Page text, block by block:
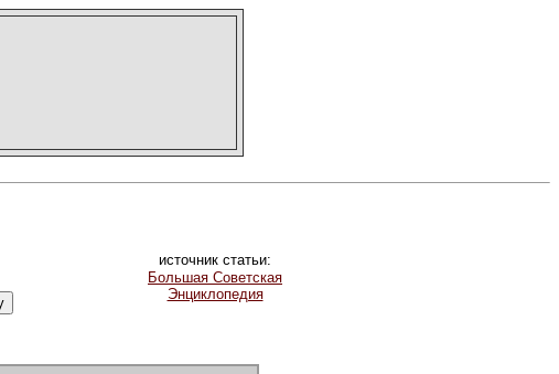
источник статьи:
Большая Советская
Энциклопедия